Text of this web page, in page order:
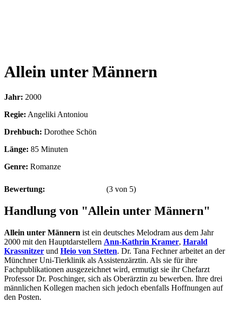
Allein unter Männern
Jahr: 2000
Regie: Angeliki Antoniou
Drehbuch: Dorothee Schön
Länge: 85 Minuten
Genre: Romanze
Bewertung: (3 von 5)
Handlung von "Allein unter Männern"
Allein unter Männern ist ein deutsches Melodram aus dem Jahr
2000 mit den Hauptdarstellern Ann-Kathrin Kramer, Harald
Krassnitzer und Heio von Stetten. Dr. Tana Fechner arbeitet an der
Münchner Uni-Tierklinik als Assistenzärztin. Als sie für ihre
Fachpublikationen ausgezeichnet wird, ermutigt sie ihr Chefarzt
Professor Dr. Poschinger, sich als Oberärztin zu bewerben. Ihre drei
männlichen Kollegen machen sich jedoch ebenfalls Hoffnungen auf
den Posten.